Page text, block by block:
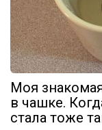
Моя
в чашке.
стала тоже